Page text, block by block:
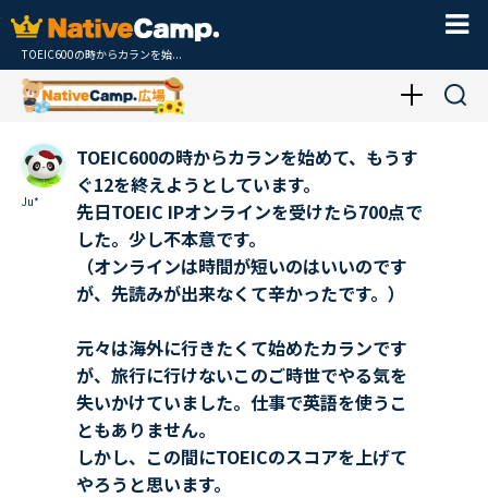
TOEIC600の時からカランを始...
Ju*
TOEIC600の時からカランを始めて、もうす
ぐ12を終えようとしています。
先日TOEIC IPオンラインを受けたら700点で
した。少し不本意です。
（オンラインは時間が短いのはいいのです
が、先読みが出来なくて辛かったです。）
元々は海外に行きたくて始めたカランです
が、旅行に行けないこのご時世でやる気を
失いかけていました。仕事で英語を使うこ
ともありません。
しかし、この間にTOEICのスコアを上げて
やろうと思います。